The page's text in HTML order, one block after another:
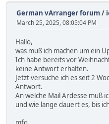
German vArranger forum /
March 25, 2025, 08:05:04 PM
Hallo,
was muß ich machen um ein
Ich habe bereits vor
keine Antwort erhalten.
Jetzt versuche ich es seit 2
Antwort.
An welche Mail Ardesse muß
und wie lange dauert es, bis